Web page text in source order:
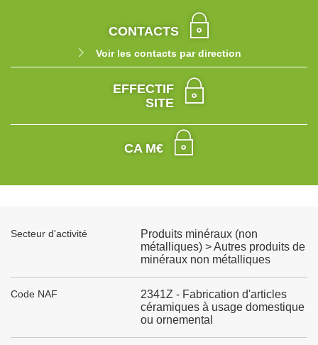
CONTACTS
Voir les contacts par direction
EFFECTIF
SITE
CA M€
Secteur d'activité
Produits minéraux (non
métalliques) > Autres produits de
minéraux non métalliques
Code NAF
2341Z - Fabrication d'articles
céramiques à usage domestique
ou ornemental